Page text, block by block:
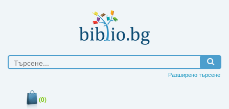
Разширено търсене
(0)